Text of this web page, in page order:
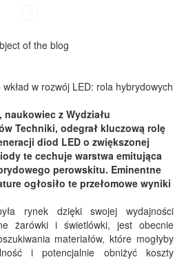
w rozwój LED: rola hybrydowych
naukowiec z Wydziału
Techniki, odegrał kluczową rolę
diod LED o zwiększonej
te cechuje warstwa emitująca
perowskitu. Eminentne
ogłosiło te przełomowe wyniki
rynek dzięki swojej wydajności
żarówki i świetlówki, jest obecnie
materiałów, które mogłyby
i potencjalnie obniżyć koszty